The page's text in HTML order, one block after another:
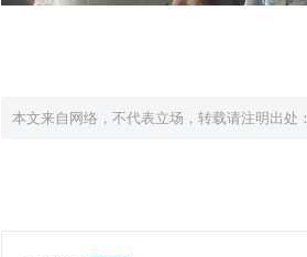
本文来自网络，不代表立场，转载请注明出处：